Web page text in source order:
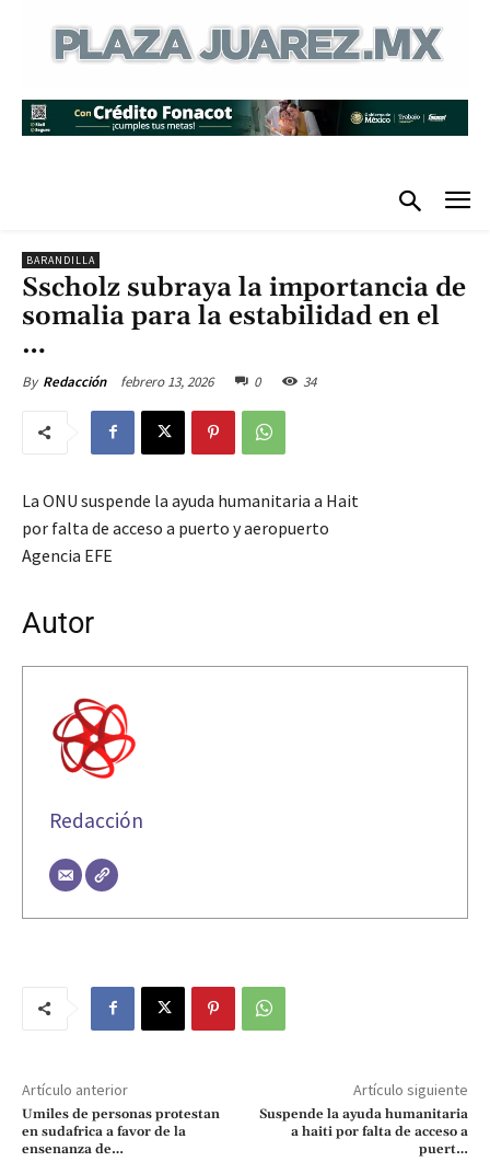
BARANDILLA
Sscholz subraya la importancia de
somalia para la estabilidad en el
…
By Redacción febrero 13, 2026 0 34
La ONU suspende la ayuda humanitaria a Hait
por falta de acceso a puerto y aeropuerto
Agencia EFE
Autor
Redacción
Artículo anterior
Umiles de personas protestan
en sudafrica a favor de la
ensenanza de…
Artículo siguiente
Suspende la ayuda humanitaria
a haiti por falta de acceso a
puert…